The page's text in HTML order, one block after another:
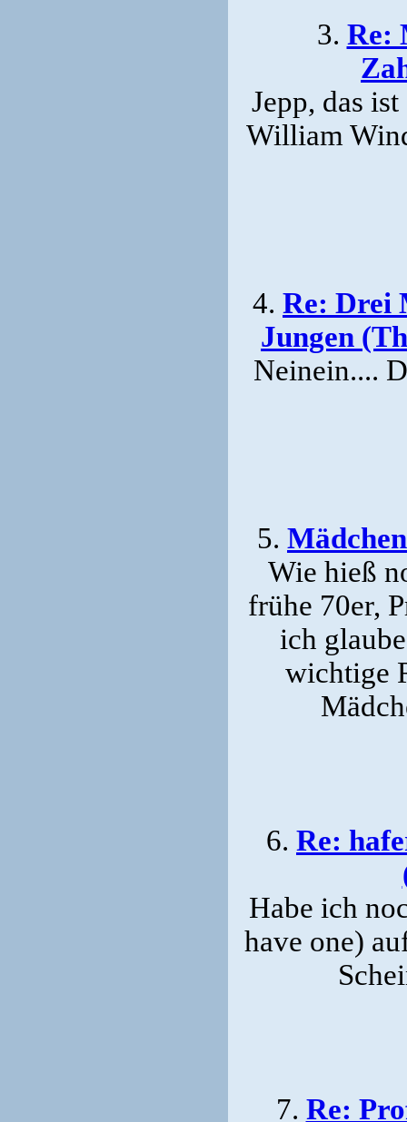
3. Re:
Jepp, das
William
4. Re: Drei
Jungen
Neinein....
5.
Wie hieß
frühe 70er,
ich
wichtige
6. Re:
Habe ich
have one)
7. Re: